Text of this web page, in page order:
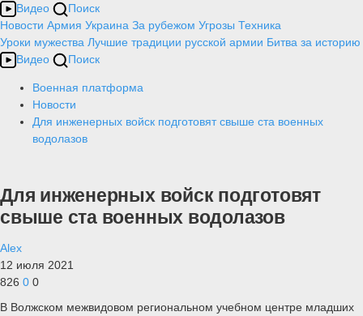
Видео
Поиск
Новости Армия Украина За рубежом Угрозы Техника
Уроки мужества Лучшие традиции русской армии Битва за историю
Видео
Поиск
Военная платформа
Новости
Для инженерных войск подготовят свыше ста военных
водолазов
Для инженерных войск подготовят
свыше ста военных водолазов
Alex
12 июля 2021
826 0 0
В Волжском межвидовом региональном учебном центре младших